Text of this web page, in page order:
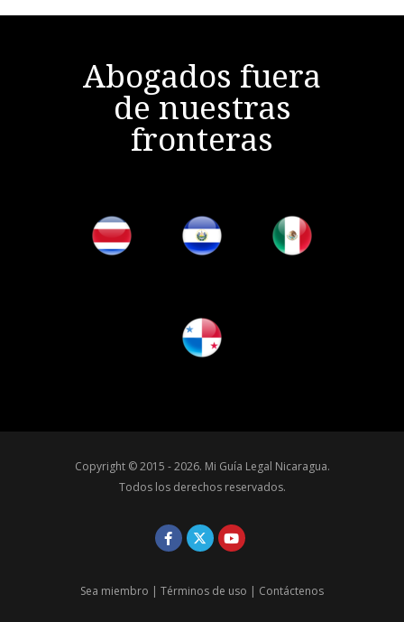
Abogados fuera
de nuestras
fronteras
Copyright © 2015 - 2026. Mi Guía Legal Nicaragua.
Todos los derechos reservados.
Sea miembro | Términos de uso | Contáctenos